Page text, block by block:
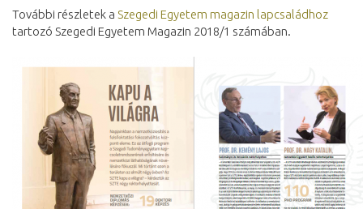
További részletek a Szegedi Egyetem magazin lapcsaládhoz
tartozó Szegedi Egyetem Magazin 2018/1 számában.